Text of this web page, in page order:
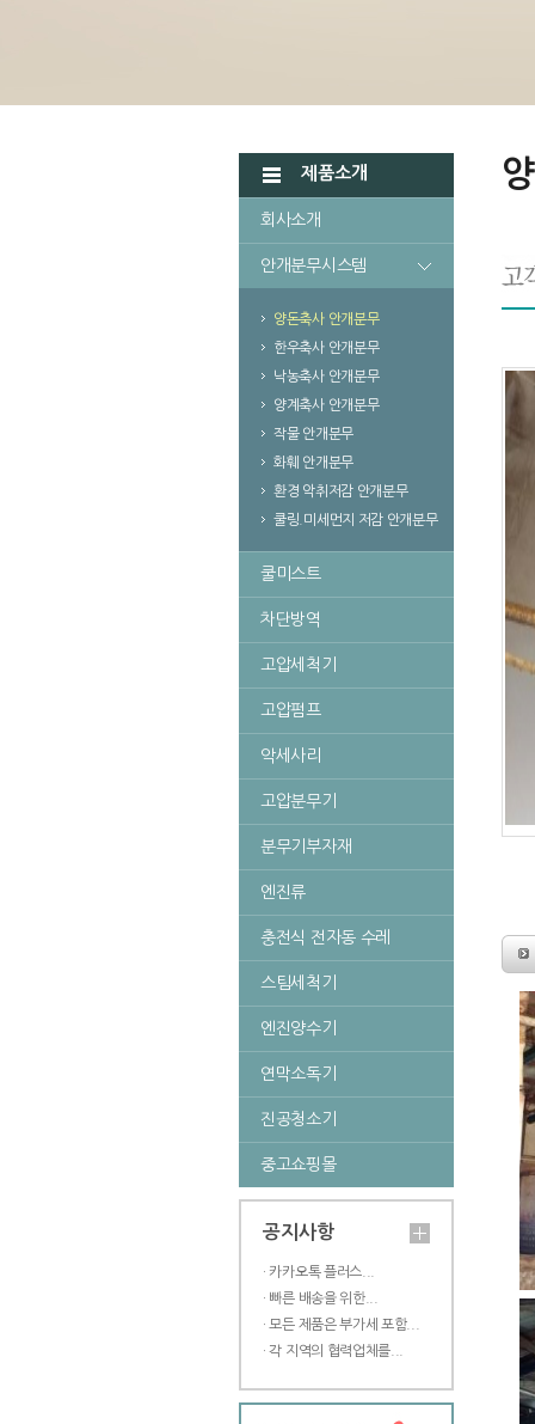
제품소개
회사소개
안개분무시스템
양돈축사 안개분무
한우축사 안개분무
낙농축사 안개분무
양계축사 안개분무
작물 안개분무
화훼 안개분무
환경 악취저감 안개분무
쿨링.미세먼지 저감 안개분무
쿨미스트
차단방역
고압세척기
고압펌프
악세사리
고압분무기
분무기부자재
엔진류
충전식 전자동 수레
스팀세척기
엔진양수기
연막소독기
진공청소기
중고쇼핑몰
공지사항
· 카카오톡 플러스...
· 빠른 배송을 위한...
· 모든 제품은 부가세 포함...
· 각 지역의 협력업체를...